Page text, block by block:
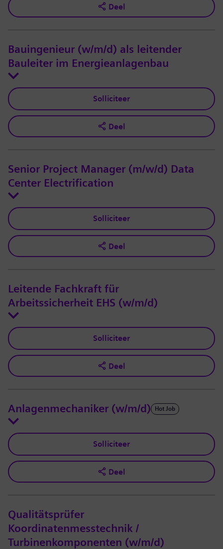
Deel
Bauingenieur (w/m/d) als leitender
Bauleiter im Energieanlagenbau
Solliciteer
Deel
Senior Project Manager (m/w/d) Data
Center Electrification
Solliciteer
Deel
Leitende Fachkraft für
Arbeitssicherheit EHS (w/m/d)
Solliciteer
Deel
Anlagenmechaniker (w/m/d) Hot Job
Solliciteer
Deel
Qualitätsprüfer
Koordinatenmesstechnik /
Turbinenkomponenten (w/m/d)